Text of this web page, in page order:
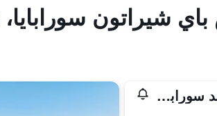
شيراتون سورابايا،
هوتل سيبوترا وورلد سورابايا مانيجد باي سويس بلهوتل إنترناشونال